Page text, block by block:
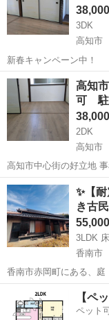
3DK
高知市
新春キャンペーン中！
高知 高知市 一
高知
可 駐
2DK
高知市
高知市中心街の好立地 事務所にも可能です。 礼金敷金無料 仲介手数
料無料 更新料無料 初期費用は、以下のとおりです。 保証会社あり
高知 高知市 一
✨【
き古
3LDK
香南市
香南市赤岡町にある、
集です！ 日本家屋の平屋で、大変陽当たりもよく、広い庭と畑がある
物件です。ペットと暮
ーデニングを楽しみなが
一
【ペ
ペット